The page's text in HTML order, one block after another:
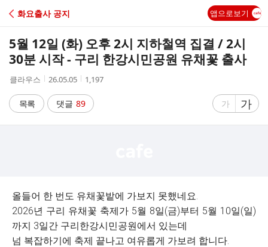
C
A
화요출사 공지 앱으로보기
5월 12일 (화) 오후 2시 지하철역 집결 / 2시
30분 시작 - 구리 한강시민공원 유채꽃 출사
작
자
클라우스
작
시
간
26.05.05
조
수
1,197
목록 댓글 89
글
가
글
자
가
올들어 한 번도 유채꽃밭에 가보지 못했네요.
2026년 구리 유채꽃 축제가 5월 8일(금)부터 5월 10일(일)
까지 3일간 구리한강시민공원에서 있는데
넘 복잡하기에 축제 끝나고 여유롭게 가보려 합니다.